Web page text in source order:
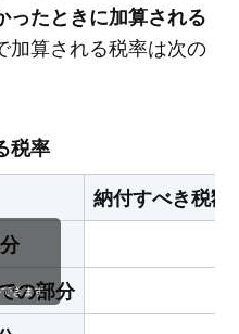
ったときに加算される
加算される税率は次の
税率
納付すべき税額
の部分
きます